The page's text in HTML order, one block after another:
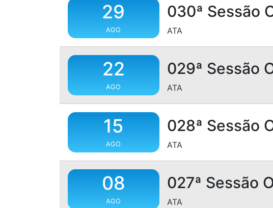
29
AGO
030ª Sessão
ATA
22
AGO
029ª Sessão
ATA
15
AGO
028ª Sessão
ATA
08
AGO
027ª Sessão
ATA